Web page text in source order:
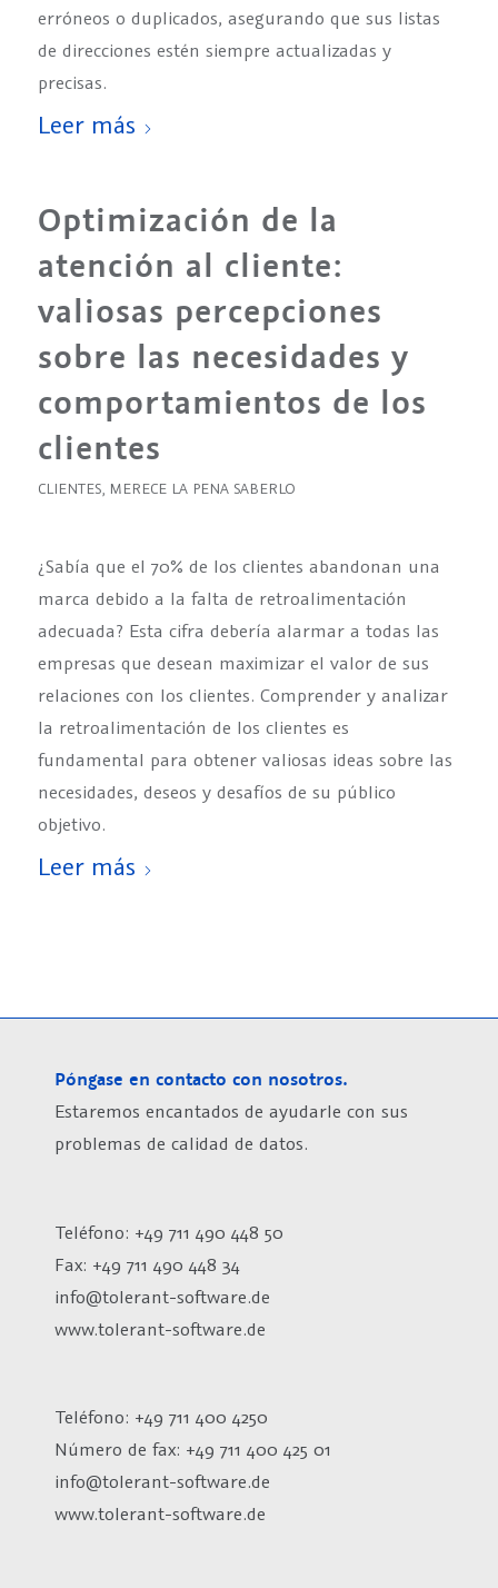
erróneos o duplicados, asegurando que sus listas
de direcciones estén siempre actualizadas y
precisas.
Leer más
Optimización de la
atención al cliente:
valiosas percepciones
sobre las necesidades y
comportamientos de los
clientes
CLIENTES, MERECE LA PENA SABERLO
¿Sabía que el 70% de los clientes abandonan una
marca debido a la falta de retroalimentación
adecuada? Esta cifra debería alarmar a todas las
empresas que desean maximizar el valor de sus
relaciones con los clientes. Comprender y analizar
la retroalimentación de los clientes es
fundamental para obtener valiosas ideas sobre las
necesidades, deseos y desafíos de su público
objetivo.
Leer más
Póngase en contacto con nosotros.
Estaremos encantados de ayudarle con sus
problemas de calidad de datos.
Teléfono: +49 711 490 448 50
Fax: +49 711 490 448 34
info@tolerant-software.de
www.tolerant-software.de
Teléfono: +49 711 400 4250
Número de fax: +49 711 400 425 01
info@tolerant-software.de
www.tolerant-software.de